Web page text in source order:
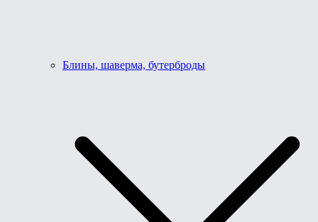
Блины, шаверма, бутерброды